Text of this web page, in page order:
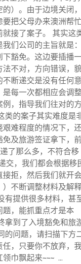
）。由于边境关闭，
把父母办来澳洲帮
接了案子。 其实这
们公司的主旨就是：
豁免。这边要插播
不对，方向错误，
断递交是没有任何意
每一次都相应会调
，指导我们往对的方
类的案子其实难度是
难程度的情况下，
及旅游签证拿下，
了那么多，不符合移
交，我们都会根据移
拒，然后我们就开会
不断调整材料及解
有提供很多材料，甚
，能抓重点才是本
拿到了入境豁免和旅
的问题，请扫描下方
，只要你不放弃，
巾飘起来~~~ …